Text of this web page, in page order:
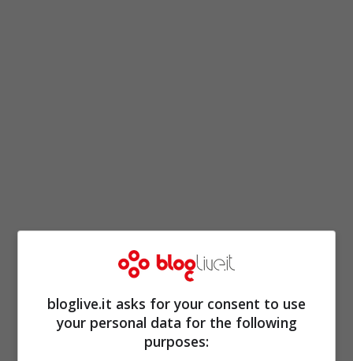
Il “balcone” esagerato
manda in tilt i fan, Barbara
e la sua sensualità
bloglive.it asks for your consent to use
your personal data for the following
purposes: